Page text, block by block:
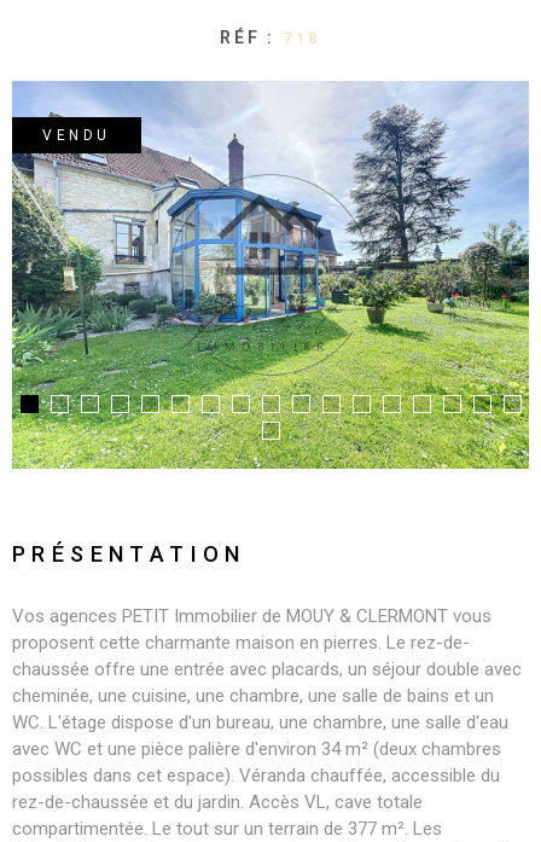
RÉF : 718
VENDU
PRÉSENTATION
Vos agences PETIT Immobilier de MOUY & CLERMONT vous
proposent cette charmante maison en pierres. Le rez-de-
chaussée offre une entrée avec placards, un séjour double avec
cheminée, une cuisine, une chambre, une salle de bains et un
WC. L'étage dispose d'un bureau, une chambre, une salle d'eau
avec WC et une pièce palière d'environ 34 m² (deux chambres
possibles dans cet espace). Véranda chauffée, accessible du
rez-de-chaussée et du jardin. Accès VL, cave totale
compartimentée. Le tout sur un terrain de 377 m². Les